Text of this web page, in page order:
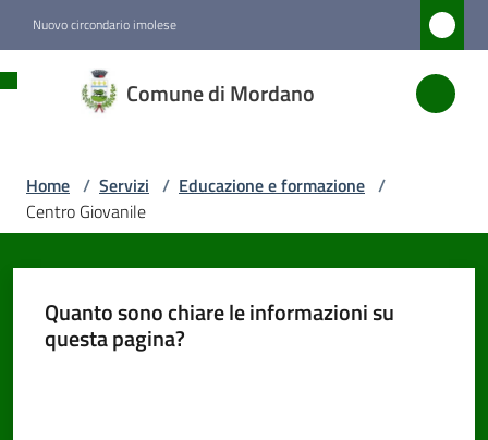
Nuovo circondario imolese
Comune di Mordano
di
Amministrazione
Servizi
Home / Servizi / Educazione e formazione /
Centro Giovanile
Quanto sono chiare le informazioni su
questa pagina?